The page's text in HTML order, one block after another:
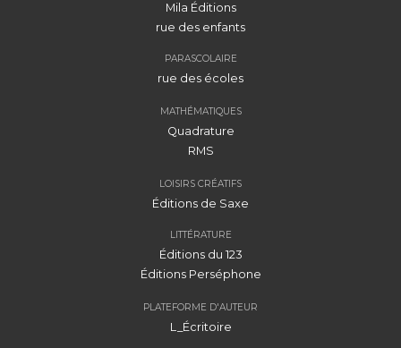
Mila Éditions
rue des enfants
PARASCOLAIRE
rue des écoles
MATHÉMATIQUES
Quadrature
RMS
LOISIRS CRÉATIFS
Éditions de Saxe
LITTÉRATURE
Éditions du 123
Éditions Perséphone
PLATEFORME D'AUTEUR
L_Écritoire